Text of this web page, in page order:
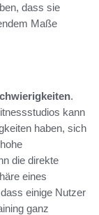
dass sie
Maße
.
kann
haben, sich
die direkte
eines
einige Nutzer
ganz